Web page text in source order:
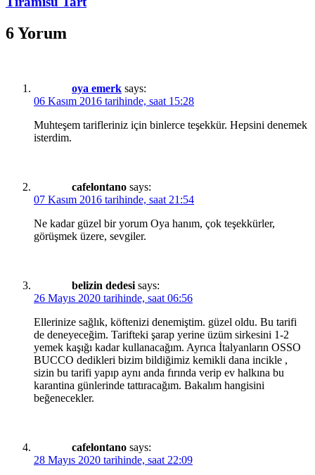
6 Yorum
oya emerk says:
06 Kasım 2016 tarihinde, saat 15:28
Muhteşem tarifleriniz için binlerce teşekkür. Hepsini denemek
isterdim.
cafelontano says:
07 Kasım 2016 tarihinde, saat 21:54
Ne kadar güzel bir yorum Oya hanım, çok teşekkürler,
görüşmek üzere, sevgiler.
belizin dedesi says:
26 Mayıs 2020 tarihinde, saat 06:56
Ellerinize sağlık, köftenizi denemiştim. güzel oldu. Bu tarifi
de deneyeceğim. Tarifteki şarap yerine üzüm sirkesini 1-2
yemek kaşığı kadar kullanacağım. Ayrıca İtalyanların OSSO
BUCCO dedikleri bizim bildiğimiz kemikli dana incikle ,
sizin bu tarifi yapıp aynı anda fırında verip ev halkına bu
karantina günlerinde tattıracağım. Bakalım hangisini
beğenecekler.
cafelontano says:
28 Mayıs 2020 tarihinde, saat 22:09